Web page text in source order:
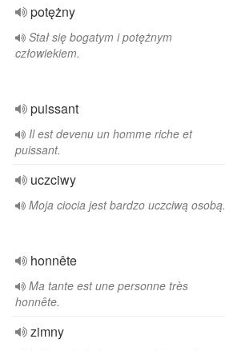
potężny
Stał się bogatym i potężnym
człowiekiem.
puissant
Il est devenu un homme riche et
puissant.
uczciwy
Moja ciocia jest bardzo uczciwą osobą.
honnête
Ma tante est une personne très
honnête.
zimny